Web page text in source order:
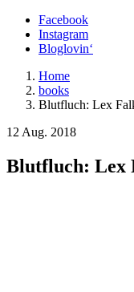
Facebook
Instagram
Bloglovin‘
Home
books
Blutfluch: Lex
12 Aug. 2018
Blutfluch: Lex